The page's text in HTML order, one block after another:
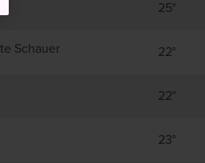
25°
Schauer 22°
22°
23°